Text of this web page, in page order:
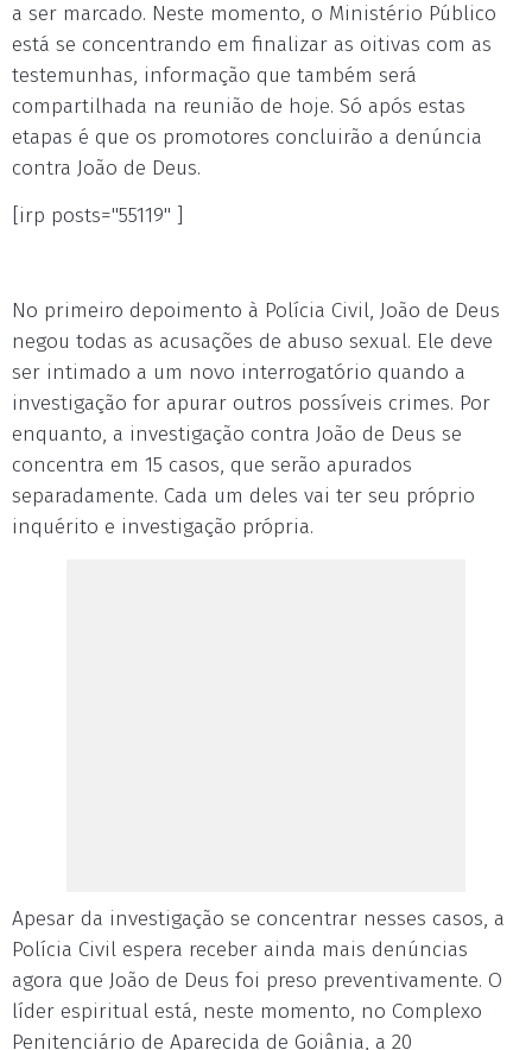
a ser marcado. Neste momento, o Ministério Público
está se concentrando em finalizar as oitivas com as
testemunhas, informação que também será
compartilhada na reunião de hoje. Só após estas
etapas é que os promotores concluirão a denúncia
contra João de Deus.
[irp posts="55119" ]
No primeiro depoimento à Polícia Civil, João de Deus
negou todas as acusações de abuso sexual. Ele deve
ser intimado a um novo interrogatório quando a
investigação for apurar outros possíveis crimes. Por
enquanto, a investigação contra João de Deus se
concentra em 15 casos, que serão apurados
separadamente. Cada um deles vai ter seu próprio
inquérito e investigação própria.
Apesar da investigação se concentrar nesses casos, a
Polícia Civil espera receber ainda mais denúncias
agora que João de Deus foi preso preventivamente. O
líder espiritual está, neste momento, no Complexo
Penitenciário de Aparecida de Goiânia, a 20